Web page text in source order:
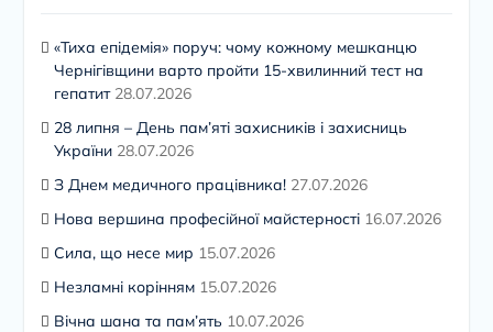
«Тиха епідемія» поруч: чому кожному мешканцю
Чернігівщини варто пройти 15-хвилинний тест на
гепатит 28.07.2026
28 липня – День пам’яті захисників і захисниць
України 28.07.2026
З Днем медичного працівника! 27.07.2026
Нова вершина професійної майстерності 16.07.2026
Сила, що несе мир 15.07.2026
Незламні корінням 15.07.2026
Вічна шана та пам’ять 10.07.2026